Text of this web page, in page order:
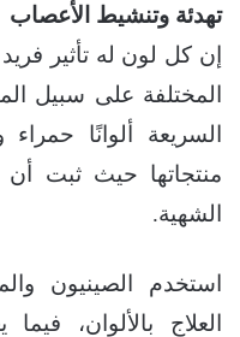
تهدئة وتنشيط الأعصاب
إن كل لون له تأثير
المختلفة على سبيل
السريعة ألوانًا
منتجاتها حيث ثبت أن
الشهية.
استخدم الصينيون